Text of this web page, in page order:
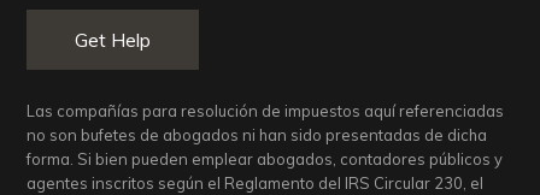
Get Help
Las compañías para resolución de impuestos aquí referenciadas
no son bufetes de abogados ni han sido presentadas de dicha
forma. Si bien pueden emplear abogados, contadores públicos y
agentes inscritos según el Reglamento del IRS Circular 230, el